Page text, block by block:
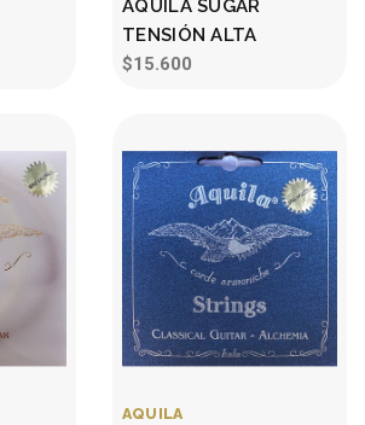
AQUILA SUGAR
TENSIÓN ALTA
$15.600
AQUILA